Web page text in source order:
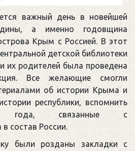
важный день в новейшей
а именно годовщина
Крым с Россией. В этот
детской библиотеки
их родителей была проведена
Все желающие смогли
об истории Крыма и
республики, вспомнить
года, связанные с
состав России.
были розданы закладки с